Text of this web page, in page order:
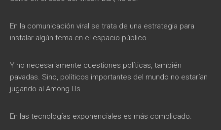
En la comunicación viral se trata de una estrategia para
instalar algún tema en el espacio público.
Y no necesariamente cuestiones políticas, también
pavadas. Sino, políticos importantes del mundo no estarían
jugando al Among Us…
En las tecnologías exponenciales es más complicado.